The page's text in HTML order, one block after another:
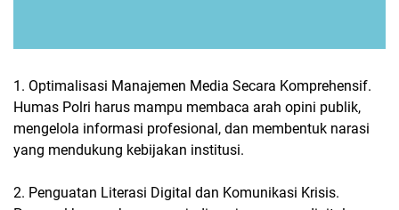
1. Optimalisasi Manajemen Media Secara Komprehensif.
Humas Polri harus mampu membaca arah opini publik,
mengelola informasi profesional, dan membentuk narasi
yang mendukung kebijakan institusi.
2. Penguatan Literasi Digital dan Komunikasi Krisis.